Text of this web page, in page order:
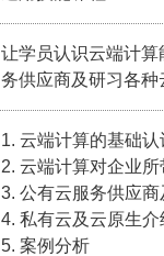
让学员认识云端计
务供应商及研习各种
1. 云端计算的基础认
2. 云端计算对企业
3. 公有云服务供应
4. 私有云及云原生介
5. 案例分析